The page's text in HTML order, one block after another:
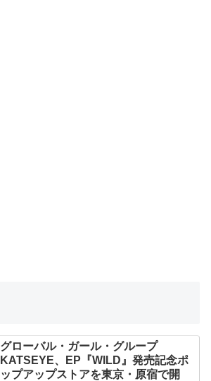
グローバル・ガール・グループ
KATSEYE、EP『WILD』発売記念ポ
ップアップストアを東京・原宿で開